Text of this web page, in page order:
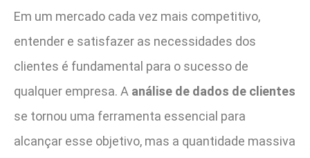
Em um mercado cada vez mais competitivo,
entender e satisfazer as necessidades dos
clientes é fundamental para o sucesso de
qualquer empresa. A análise de dados de clientes
se tornou uma ferramenta essencial para
alcançar esse objetivo, mas a quantidade massiva